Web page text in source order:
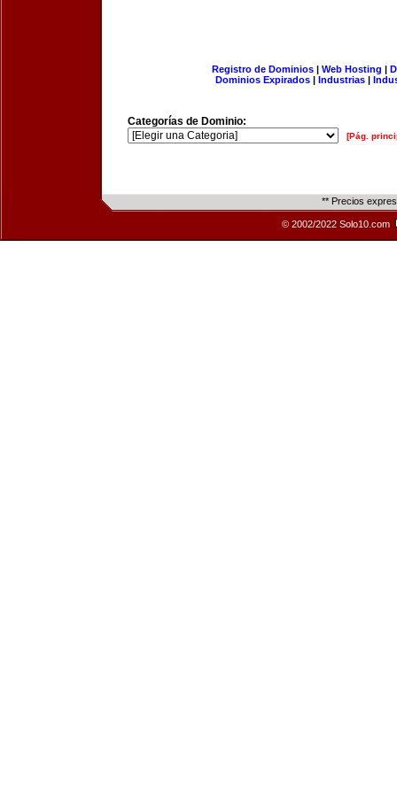
Registro de Dominios| Web Hosting |
Dominios Expirados | Industrias |
Categorías de Dominio:
[Pág.
** Precios
© 2002/2022 Solo10.com